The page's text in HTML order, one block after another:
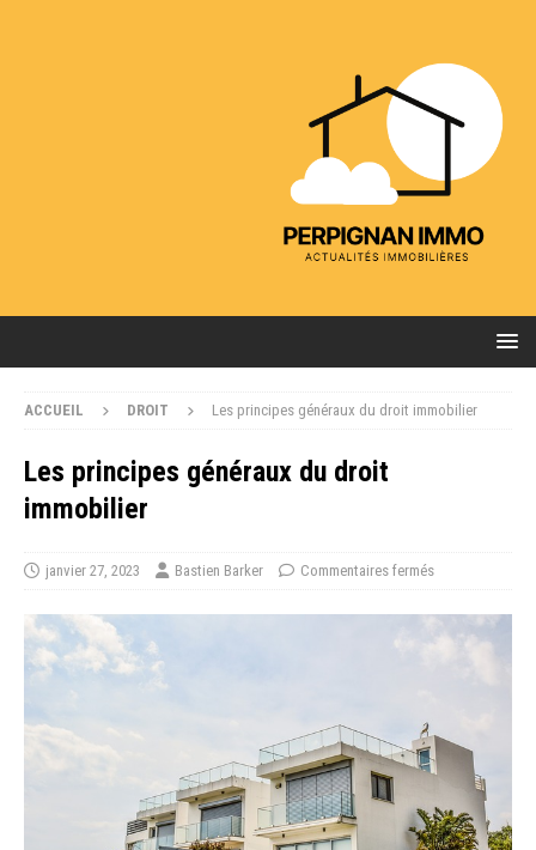
ACCUEIL DROIT Les principes généraux du droit immobilier
Les principes généraux du droit
immobilier
janvier 27, 2023 Bastien Barker Commentaires fermés